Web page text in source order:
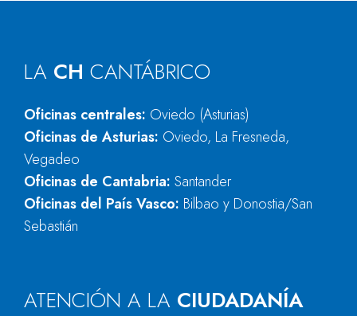
LA CH CANTÁBRICO
Oficinas centrales: Oviedo (Asturias)
Oficinas de Asturias: Oviedo, La Fresneda,
Vegadeo
Oficinas de Cantabria: Santander
Oficinas del País Vasco: Bilbao y Donostia/San
Sebastián
ATENCIÓN A LA CIUDADANÍA